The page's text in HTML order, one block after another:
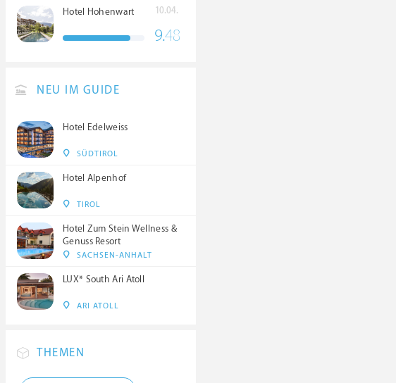
Hotel Hohenwart 10.04.
9.48
NEU IM GUIDE
Hotel Edelweiss
SÜDTIROL
Hotel Alpenhof
TIROL
Hotel Zum Stein Wellness &
Genuss Resort
SACHSEN-ANHALT
LUX* South Ari Atoll
ARI ATOLL
THEMEN